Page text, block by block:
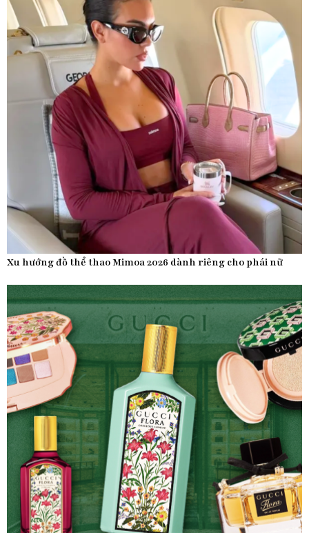
Xu hướng đồ thể thao Mimoa 2026 dành riêng cho phái nữ